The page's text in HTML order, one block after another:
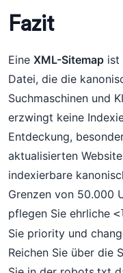
Fazit
Eine XML-Sitemap ist
Datei, die die
Suchmaschinen und
erzwingt keine
Entdeckung,
aktualisierten
indexierbare
Grenzen von 50.000
pflegen Sie ehrliche
Sie priority und
Reichen Sie über die